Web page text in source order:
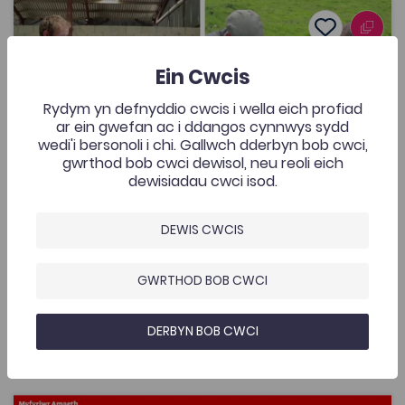
Clipiau fideo Amaeth
Add to
Clipiau fideo Amaeth
Dyddiad cyhoeddi: 2020 Add to
Clipiau fideo Amaeth
Tagiau
Pont i'r Brifysgol Ôl-16
Amaethyddiaeth
Clipiau fideo yn trafod gwahanol agweddau ar
Amaethyddiaeth. Addas ar gyfer hyd at Lefel 4.
Myfyriwr Amaeth
Ein Cwcis
Rydym yn defnyddio cwcis i wella eich profiad
ar ein gwefan ac i ddangos cynnwys sydd
wedi'i bersonoli i chi. Gallwch dderbyn bob cwci,
gwrthod bob cwci dewisol, neu reoli eich
dewisiadau cwci isod.
DEWIS CWCIS
GWRTHOD BOB CWCI
DERBYN BOB CWCI